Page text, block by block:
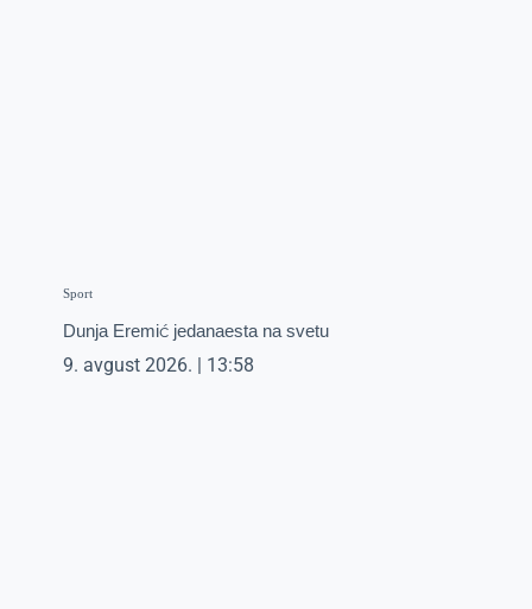
Sport
Dunja Eremić jedanaesta na svetu
9. avgust 2026. 13:58